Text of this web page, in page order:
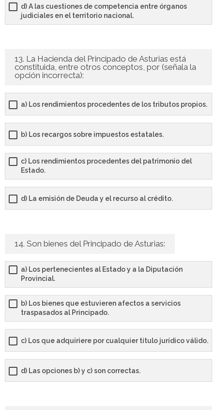
d) A las cuestiones de competencia entre órganos
judiciales en el territorio nacional.
13. La Hacienda del Principado de Asturias está
constituida, entre otros conceptos, por (señala la
opción incorrecta):
a) Los rendimientos procedentes de los tributos propios.
b) Los recargos sobre impuestos estatales.
c) Los rendimientos procedentes del patrimonio del
Estado.
d) La emisión de Deuda y el recurso al crédito.
14. Son bienes del Principado de Asturias:
a) Los pertenecientes al Estado y a la Diputación
Provincial.
b) Los bienes que estuvieren afectos a servicios
traspasados al Principado.
c) Los que adquiriere por cualquier título jurídico válido.
d) Las opciones b) y c) son correctas.